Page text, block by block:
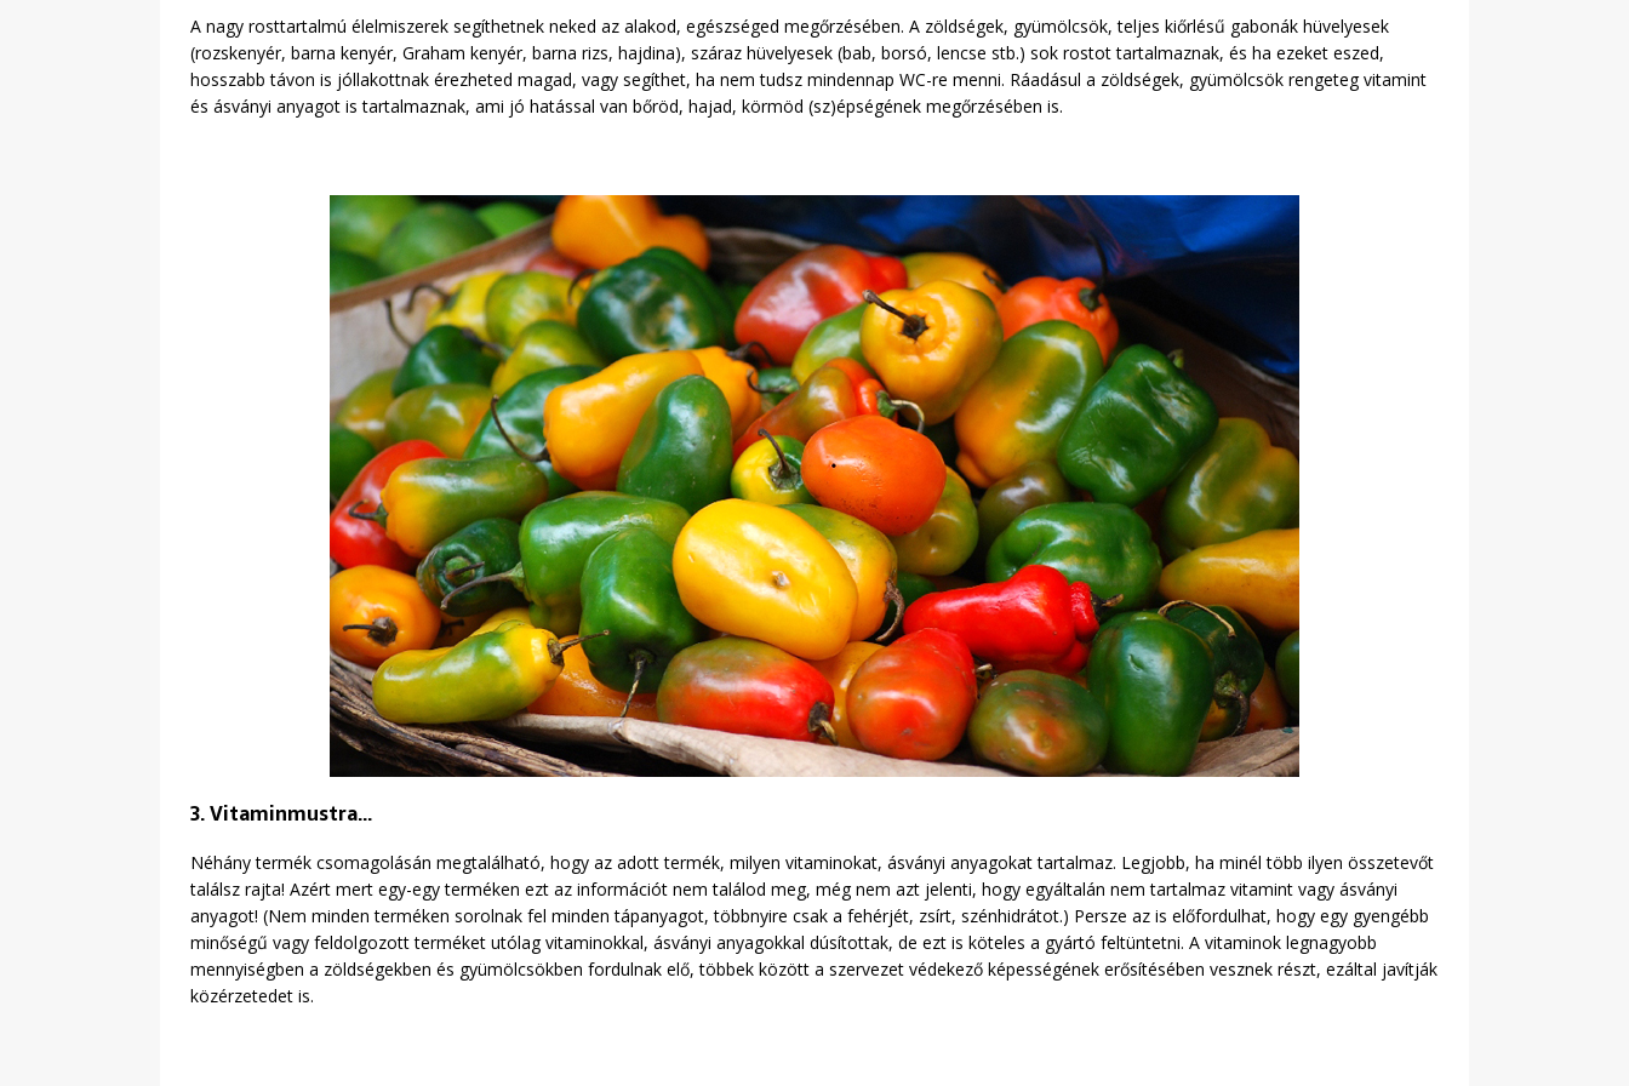
A nagy rosttartalmú élelmiszerek segíthetnek neked az alakod, egészséged megőrzésében. A zöldségek, gyümölcsök, teljes kiőrlésű gabonák hüvelyesek
(rozskenyér, barna kenyér, Graham kenyér, barna rizs, hajdina), száraz hüvelyesek (bab, borsó, lencse stb.) sok rostot tartalmaznak, és ha ezeket eszed,
hosszabb távon is jóllakottnak érezheted magad, vagy segíthet, ha nem tudsz mindennap WC-re menni. Ráadásul a zöldségek, gyümölcsök rengeteg vitamint
és ásványi anyagot is tartalmaznak, ami jó hatással van bőröd, hajad, körmöd (sz)épségének megőrzésében is.
3. Vitaminmustra…
Néhány termék csomagolásán megtalálható, hogy az adott termék, milyen vitaminokat, ásványi anyagokat tartalmaz. Legjobb, ha minél több ilyen összetevőt
találsz rajta! Azért mert egy-egy terméken ezt az információt nem találod meg, még nem azt jelenti, hogy egyáltalán nem tartalmaz vitamint vagy ásványi
anyagot! (Nem minden terméken sorolnak fel minden tápanyagot, többnyire csak a fehérjét, zsírt, szénhidrátot.) Persze az is előfordulhat, hogy egy gyengébb
minőségű vagy feldolgozott terméket utólag vitaminokkal, ásványi anyagokkal dúsítottak, de ezt is köteles a gyártó feltüntetni. A vitaminok legnagyobb
mennyiségben a zöldségekben és gyümölcsökben fordulnak elő, többek között a szervezet védekező képességének erősítésében vesznek részt, ezáltal javítják
közérzetedet is.